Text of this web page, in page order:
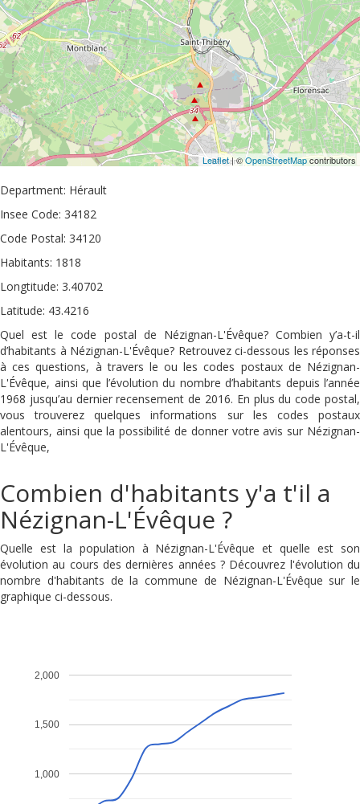
Leaflet| ©OpenStreetMapcontributors
Department: Hérault
Insee Code: 34182
Code Postal: 34120
Habitants: 1818
Longtitude: 3.40702
Latitude: 43.4216
Quel est le code postal de Nézignan-L'Évêque? Combien y’a-t-il
d’habitants à Nézignan-L'Évêque? Retrouvez ci-dessous les réponses
à ces questions, à travers le ou les codes postaux de Nézignan-
L'Évêque, ainsi que l’évolution du nombre d’habitants depuis l’année
1968 jusqu’au dernier recensement de 2016. En plus du code postal,
vous trouverez quelques informations sur les codes postaux
alentours, ainsi que la possibilité de donner votre avis sur Nézignan-
L'Évêque,
Combien d'habitants y'a t'il a
Nézignan-L'Évêque ?
Quelle est la population à Nézignan-L'Évêque et quelle est son
évolution au cours des dernières années ? Découvrez l'évolution du
nombre d'habitants de la commune de Nézignan-L'Évêque sur le
graphique ci-dessous.
1,000
1,500
2,000